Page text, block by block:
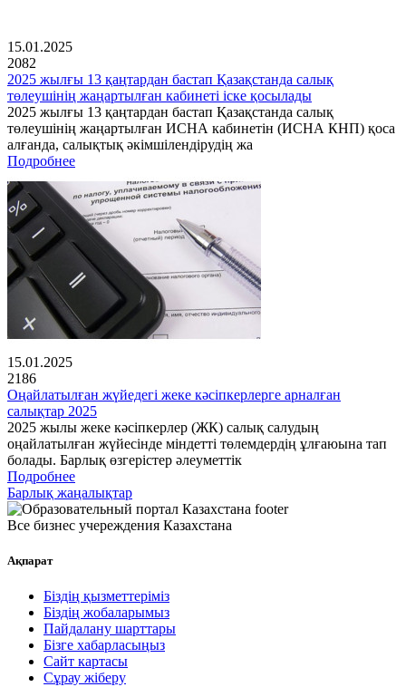
15.01.2025
2082
2025 жылғы 13 қаңтардан бастап Қазақстанда салық
төлеушінің жаңартылған кабинеті іске қосылады
2025 жылғы 13 қаңтардан бастап Қазақстанда салық
төлеушінің жаңартылған ИСНА кабинетін (ИСНА КНП) қоса
алғанда, салықтық әкімшілендірудің жа
Подробнее
15.01.2025
2186
Оңайлатылған жүйедегі жеке кәсіпкерлерге арналған
салықтар 2025
2025 жылы жеке кәсіпкерлер (ЖК) салық салудың
оңайлатылған жүйесінде міндетті төлемдердің ұлғаюына тап
болады. Барлық өзгерістер әлеуметтік
Подробнее
Барлық жаңалықтар
Все бизнес учереждения Казахстана
Ақпарат
Біздің қызметтеріміз
Біздің жобаларымыз
Пайдалану шарттары
Бізге хабарласыңыз
Сайт картасы
Сұрау жіберу